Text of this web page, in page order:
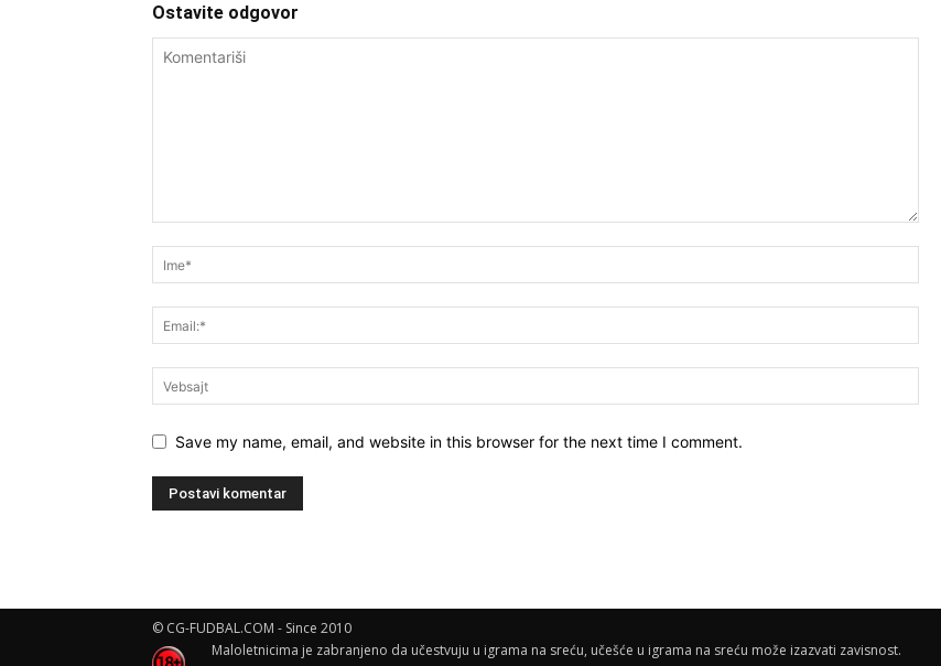
Ostavite odgovor
Save my name, email, and website in this browser for the next time I comment.
© CG-FUDBAL.COM - Since 2010
Maloletnicima je zabranjeno da učestvuju u igrama na sreću, učešće u igrama na sreću može izazvati zavisnost.